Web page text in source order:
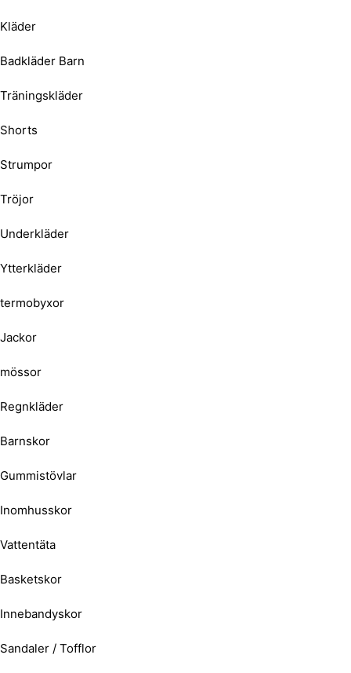
Kläder
Badkläder Barn
Träningskläder
Shorts
Strumpor
Tröjor
Underkläder
Ytterkläder
termobyxor
Jackor
mössor
Regnkläder
Barnskor
Gummistövlar
Inomhusskor
Vattentäta
Basketskor
Innebandyskor
Sandaler / Tofflor